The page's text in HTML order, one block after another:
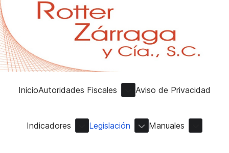
InicioAutoridades Fiscales Aviso de Privacidad
Indicadores Legislación Manuales